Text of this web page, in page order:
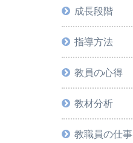
成長段階
指導方法
教員の心得
教材分析
教職員の仕事